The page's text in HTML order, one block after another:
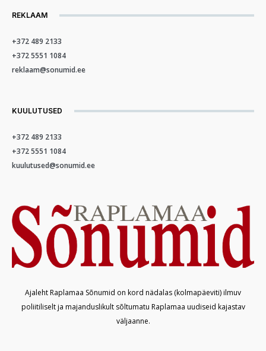
REKLAAM
+372 489 2133
+372 5551 1084
reklaam@sonumid.ee
KUULUTUSED
+372 489 2133
+372 5551 1084
kuulutused@sonumid.ee
Ajaleht Raplamaa Sõnumid on kord nädalas (kolmapäeviti) ilmuv
poliitiliselt ja majanduslikult sõltumatu Raplamaa uudiseid kajastav
väljaanne.